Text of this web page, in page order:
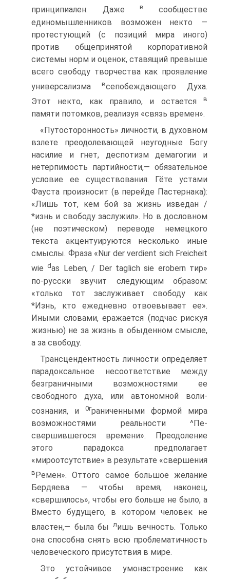
принципиален. Даже в
сообществе
единомышленников возможен некто —
протестующий (с позиций мира иного)
против общепринятой корпоративной
системы норм и оценок, ставящий превыше
всего свободу творчества как проявление
универсализма
всепобеждающего Духа.
Этот некто, как правило, и остается
в
памяти потомков, реализуя «связь времен».
«Путосторонность» личности, в духовном
взлете преодолевающей неугодные Богу
насилие и гнет, деспотизм демагогии и
нетерпимость партийности,— обязательное
условие ее существования. Гёте устами
Фауста произносит (в перейде Пастернака):
«Лишь тот, кем бой за жизнь изведан /
*изнь и свободу заслужил». Но в дословном
(не поэтическом) переводе немецкого
текста акцентуируются несколько иные
смыслы. Фраза «Nur der verdient sich Freicheit
wiedas Leben, / Der taglich sie erobern тир»
по-русски звучит следующим образом:
«только тот заслуживает свободу как
*Изнь, кто ежедневно отвоевывает ее».
Иными словами, еражается (подчас рискуя
жизнью) не за жизнь в обыденном смысле,
а за свободу.
Трансцендентность личности определяет
парадоксальное несоответствие между
безграничными возможностями ее
свободного духа, или автономной воли-
сознания, и
0граниченными формой мира
возможностями реальности ^Пе-
свершившегося времени». Преодоление
этого парадокса предполагает
«мироотсутствие» в результате «свершения
в Ремен». Оттого самое большое желание
Бердяева — чтобы время, наконец,
«свершилось», чтобы его больше не было, а
Вместо будущего, в котором человек не
властен,— была бы
лишь вечность. Только
она способна снять всю проблематичность
человеческого присутствия в мире.
Это устойчивое умонастроение как